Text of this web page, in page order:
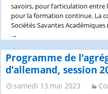
savoirs, pour l’articulation
pour la formation continue. La
Sociétés Savantes
→
Programme de
d’allemand, session
samedi 13 mai 2023